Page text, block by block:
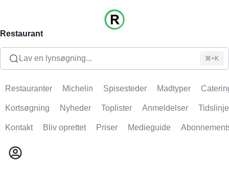
Restaurant
Lav en lynsøgning... ⌘+K
Restauranter Michelin Spisesteder Madtyper
Kortsøgning Nyheder Toplister Anmeldelser Tidslinje
Kontakt Bliv oprettet Priser Medieguide